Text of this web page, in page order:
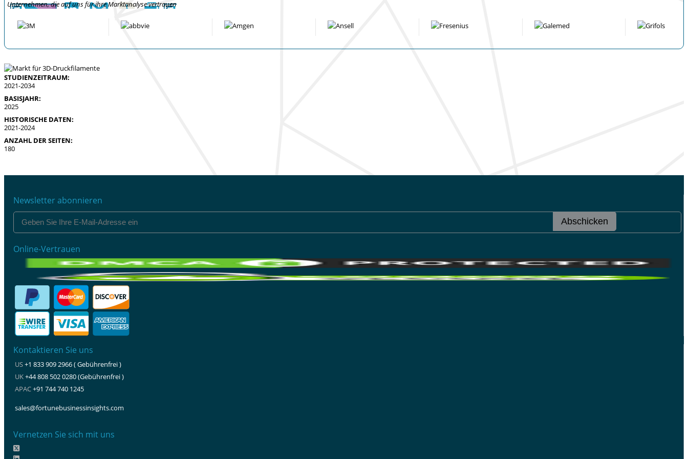
Unternehmen, die auf uns für ihre Marktanalyse vertrauen
STUDIENZEITRAUM:
2021-2034
BASISJAHR:
2025
HISTORISCHE DATEN:
2021-2024
ANZAHL DER SEITEN:
180
Newsletter abonnieren
Abschicken
Online-Vertrauen
Kontaktieren Sie uns
US+1 833 909 2966 ( Gebührenfrei )
UK+44 808 502 0280 (Gebührenfrei )
APAC+91 744 740 1245
sales@fortunebusinessinsights.com
Vernetzen Sie sich mit uns